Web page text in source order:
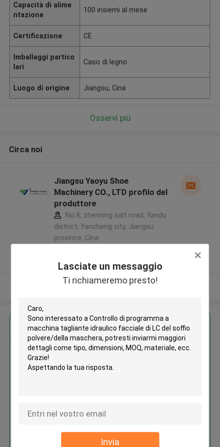
Lasciate un messaggio
Ti richiameremo presto!
Invia
Capacità di alime
ntazione
100 insiemi al mese
Certificazione CE
Imballaggi partico
lari
Caso di legno
Luogo di origine Jiangsu, Cina
Osservi più
Circa noi
Jiangsu Yaoyu Shoe
Machinery CO., LTD profilo del
produttore
No.8, zhenning salt road, Yandu
district, Yancheng city, Jiangsu
province ,Cina
Fornitore verificato
Osservi più
Ottieni il miglior prezzo per
Controllo di programma a
macchina tagliante idraulico